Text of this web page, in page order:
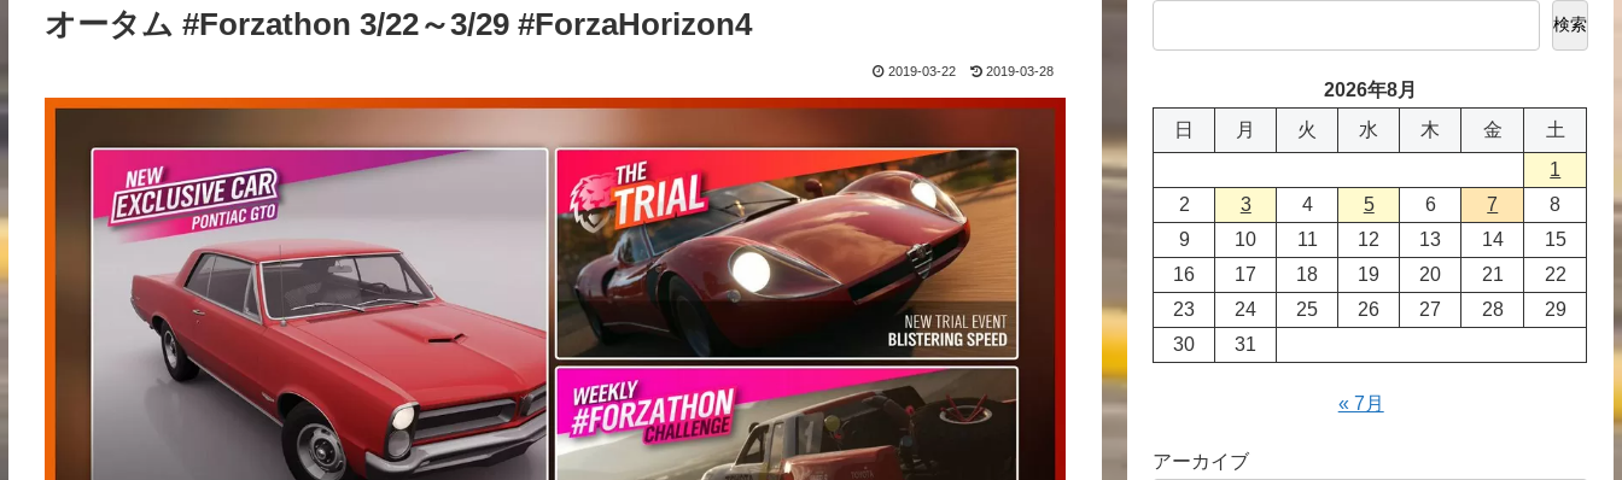
オータム #Forzathon 3/22～3/29 #ForzaHorizon4
2019-03-22 2019-03-28
検索
2026年8月
日
月 火 水 木 金
土
1
2
3 4 5 6 7
8
9
10 11 12 13 14
15
16
17 18 19 20 21
22
23
24 25 26 27 28
29
30
31
« 7月
アーカイブ